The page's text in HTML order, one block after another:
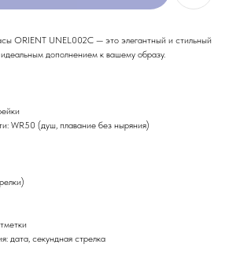
ORIENT UNEL002C — это элегантный и стильный
дополнением к вашему образу.
WR50 (душ, плавание без ныряния)
дата, секундная стрелка